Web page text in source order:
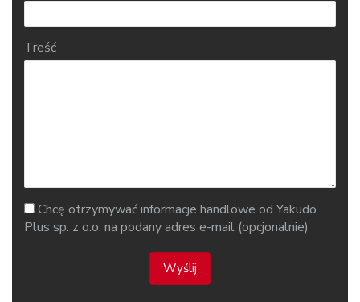
Treść
Chcę otrzymywać informacje handlowe od Yakudo
Plus sp. z o.o. na podany adres e-mail (opcjonalnie)
Wyślij